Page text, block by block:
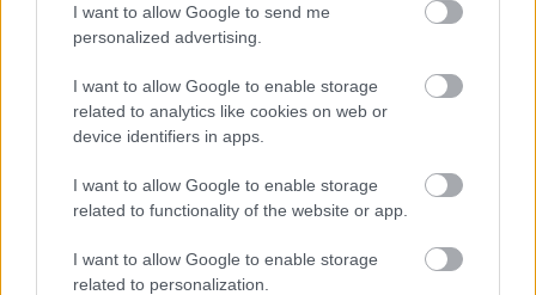
I want to allow Google to send me
personalized advertising.
I want to allow Google to enable storage
related to analytics like cookies on web or
device identifiers in apps.
I want to allow Google to enable storage
related to functionality of the website or app.
I want to allow Google to enable storage
related to personalization.
lehetőség. Hát ott is érhetik kellemetlen meglepetések az
embert. Feleségem webáruházból rendelt karácsonyra egy
136-on lévő postapontba. Hamarosan…..